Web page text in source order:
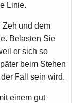
Linie.
Zeh und dem
Belasten Sie
er sich so
beim Stehen
Fall sein wird.
einem gut